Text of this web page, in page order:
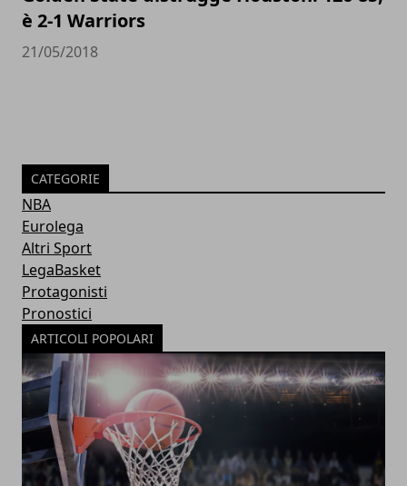
è 2-1 Warriors
21/05/2018
CATEGORIE
NBA
Eurolega
Altri Sport
LegaBasket
Protagonisti
Pronostici
ARTICOLI POPOLARI